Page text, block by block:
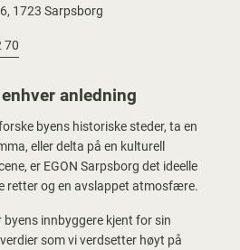
1723 Sarpsborg
70
anledning
byens historiske steder, ta en
eller delta på en kulturell
er EGON Sarpsborg det ideelle
retter og en avslappet atmosfære.
innbyggere kjent for sin
som vi verdsetter høyt på